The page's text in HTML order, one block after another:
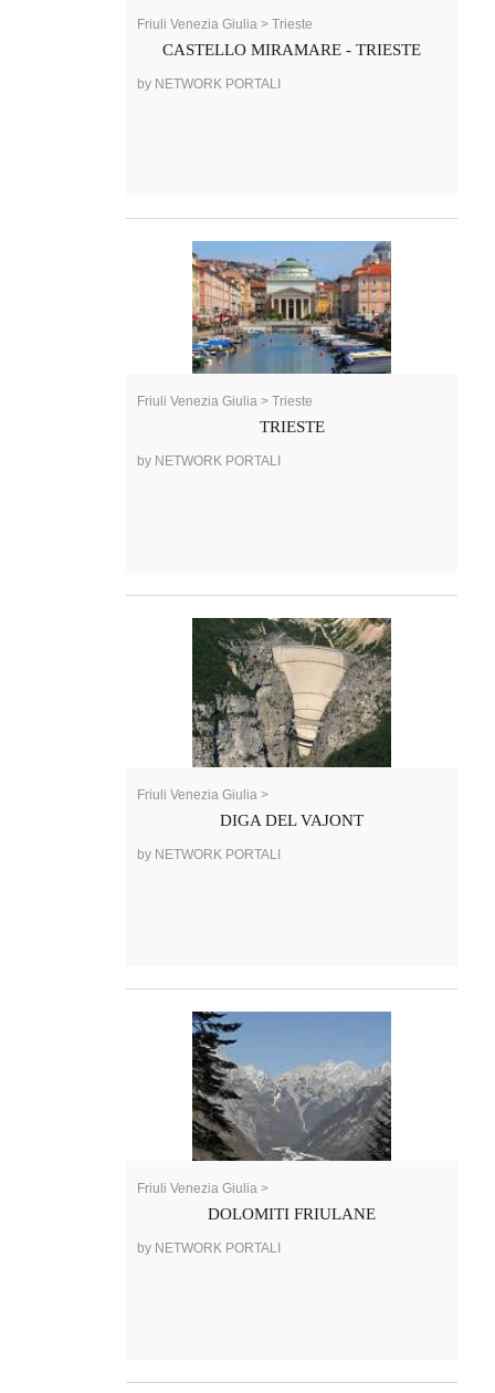
Friuli Venezia Giulia > Trieste
CASTELLO MIRAMARE - TRIESTE
by NETWORK PORTALI
Friuli Venezia Giulia > Trieste
TRIESTE
by NETWORK PORTALI
Friuli Venezia Giulia >
DIGA DEL VAJONT
by NETWORK PORTALI
Friuli Venezia Giulia >
DOLOMITI FRIULANE
by NETWORK PORTALI